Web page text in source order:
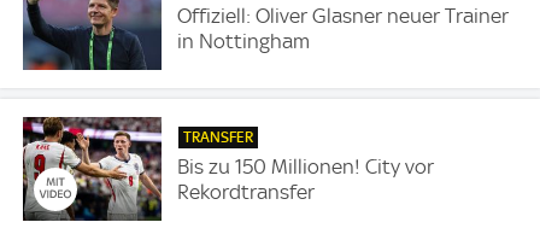
Offiziell: Oliver Glasner neuer Trainer
in Nottingham
TRANSFER
Bis zu 150 Millionen! City vor
Rekordtransfer